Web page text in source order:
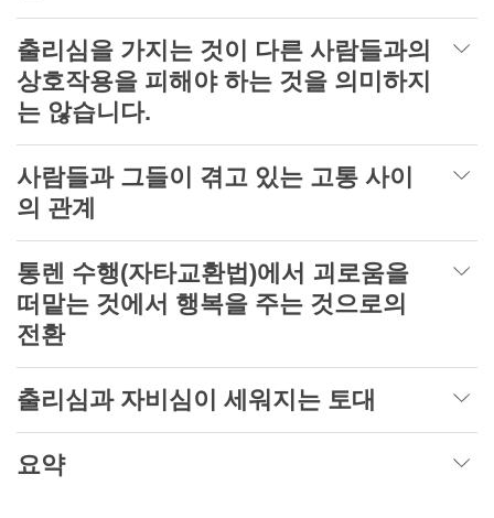
출리심을 가지는 것이 다른 사람들과의
상호작용을 피해야 하는 것을 의미하지
는 않습니다.
사람들과 그들이 겪고 있는 고통 사이
의 관계
통렌 수행(자타교환법)에서 괴로움을
떠맡는 것에서 행복을 주는 것으로의
전환
출리심과 자비심이 세워지는 토대
요약